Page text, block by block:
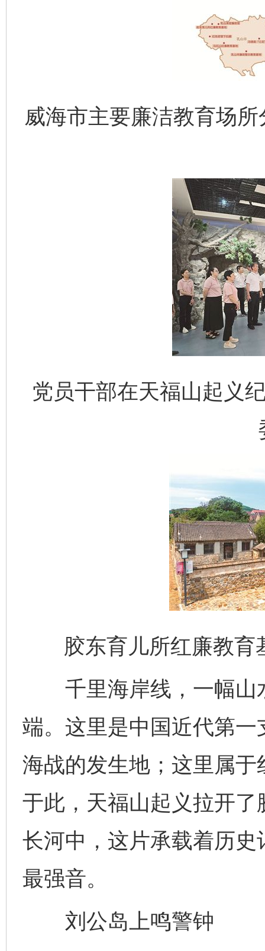
威海市主要廉洁教育场
党员干部在天福山起义
胶东育儿所红廉教
千里海岸线，一幅山
端。这里是中国近代第
海战的发生地；这里属
于此，天福山起义拉开
长河中，这片承载着历史
最强音。
刘公岛上鸣警钟